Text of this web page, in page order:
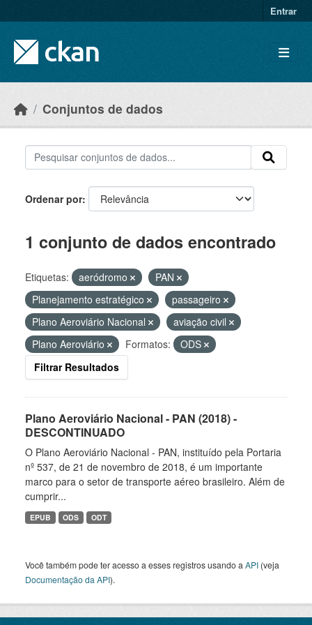
Entrar
Conjuntos de dados
Ordenar por
1 conjunto de dados encontrado
Etiquetas: aeródromo
PAN
Planejamento estratégico
passageiro
Plano Aeroviário Nacional
aviação civil
Plano Aeroviário
Formatos:
ODS
Filtrar Resultados
Plano Aeroviário Nacional - PAN (2018) -
DESCONTINUADO
O Plano Aeroviário Nacional - PAN, instituído pela Portaria
nº 537, de 21 de novembro de 2018, é um importante
marco para o setor de transporte aéreo brasileiro. Além de
cumprir...
EPUB ODS ODT
Você também pode ter acesso a esses registros usando a API (veja
Documentação da API).